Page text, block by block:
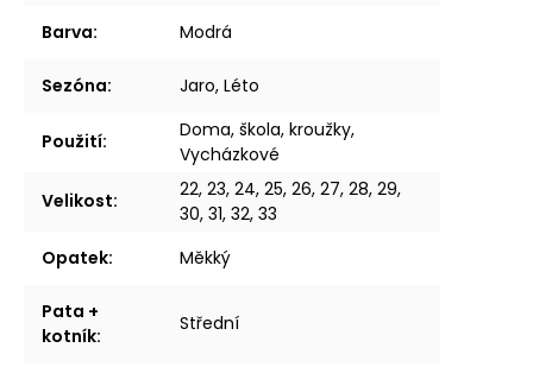
Barva: Modrá
Sezóna: Jaro, Léto
Použití:
Doma, škola, kroužky,
Vycházkové
Velikost:
22, 23, 24, 25, 26, 27, 28, 29,
30, 31, 32, 33
Opatek: Měkký
Pata +
kotník:
Střední